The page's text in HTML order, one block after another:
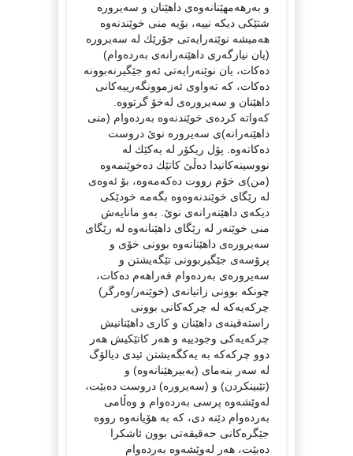
و بەرهەمهێنانەوەى داهێنان و سەیرورە
شتێكى دیكە نییە، بۆیە منى خوێندنەوە
هەمیشە نوێنەرایەتى جۆرێك لە سەیرورە
(یان نیازگەرى داهێنەرانەى بەردەوام)
دەكات، یان نوێنەرایەتى ئەو جێگیرنەبوونە
دەكات، كە تەواوى ئەزموونگەرییەكانى
داهێنان و سەیرورەى لەخۆ گرتووە.
کەواتە كردەى خوێندنەوە بەردەوام (منى
داهێنەرانە)ى سەیرورە نوێ‌ دروست
دەكاتەوە. پۆل ریكۆر لە یەكێك لە
نووسینەكانیدا دەڵێ‌ كاتێك دەخوێنمەوە
(من)ى خۆم رووت دەكەمەوە، بۆ ئەوەى
لە رێگاى خوێندنەوەوە بگەمە خودێكى
دیكەى داهێنەرانەى نوێ‌. بەو مانایەش
منى خوێنەر لە رێگای داهێنانەوە لە رێگاى
سەیرورەى داهێنانەوە بوونی خۆی و
پرۆسەی جێگیربوونى تێگەیشتن و
سەیرورەى بەردەوام فەراهەم دەكات،
چونكە بوونی زاتیانەی (خوێنەر/وەرگر)
چركەیەكە لە چركەكانی بوونی
راستەقینەى داهێنان و كاری داهێنانیش
چركەیەكی وجودییە و هەر كاتێكیش هەر
دوو چركەكە بە یەكگەیشتن ئیدی دیالۆگ
لە سەر بنەماى (بەبیرهێنانەوە) و
(تێبینكردن) و (سەیرورە) دروست دەبێت،
لەوێشەوە پرسی بەردەوام و وەڵامی
بەردەوام دێنە دی، كە بە هۆیانەوە رووە
جێگرەکانى حەقیقەتی بوون ئاشكرا
دەبێت، هەر لەوێشەوە بەردەوام